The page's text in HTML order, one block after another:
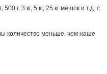
г, 3 кг, 5 кг, 25 кг мешок и т.д. с
количество меньше, чем наше